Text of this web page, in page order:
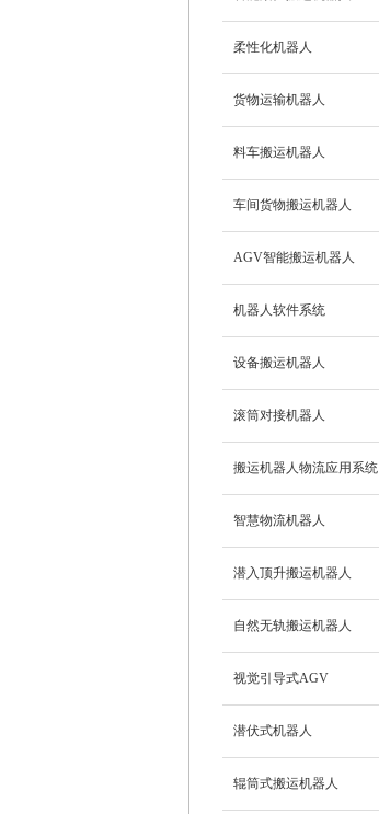
柔性化机器人
货物运输机器人
料车搬运机器人
车间货物搬运机器人
AGV智能搬运机器人
机器人软件系统
设备搬运机器人
滚筒对接机器人
搬运机器人物流应用系统
智慧物流机器人
潜入顶升搬运机器人
自然无轨搬运机器人
视觉引导式AGV
潜伏式机器人
辊筒式搬运机器人